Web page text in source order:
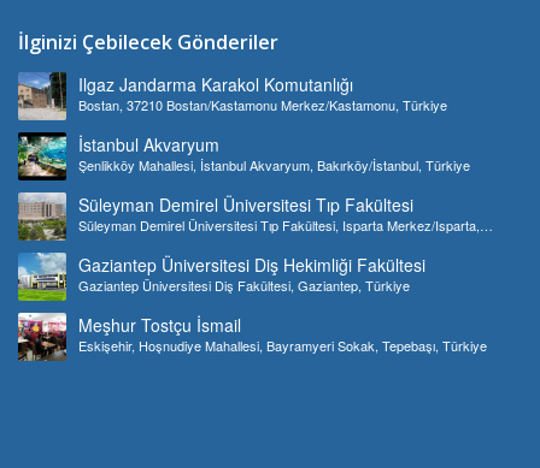
İlginizi Çebilecek Gönderiler
Ilgaz Jandarma Karakol Komutanlığı
Bostan, 37210 Bostan/Kastamonu Merkez/Kastamonu, Türkiye
İstanbul Akvaryum
Şenlikköy Mahallesi, İstanbul Akvaryum, Bakırköy/İstanbul, Türkiye
Süleyman Demirel Üniversitesi Tıp Fakültesi
Süleyman Demirel Üniversitesi Tıp Fakültesi, Isparta Merkez/Isparta,
Gaziantep Üniversitesi Diş Hekimliği Fakültesi
Gaziantep Üniversitesi Diş Fakültesi, Gaziantep, Türkiye
Meşhur Tostçu İsmail
Eskişehir, Hoşnudiye Mahallesi, Bayramyeri Sokak, Tepebaşı, Türkiye